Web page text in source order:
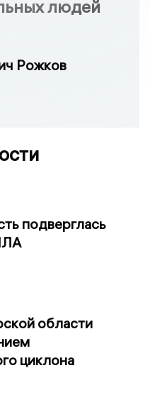
людей
Рожков
подверглась
области
циклона